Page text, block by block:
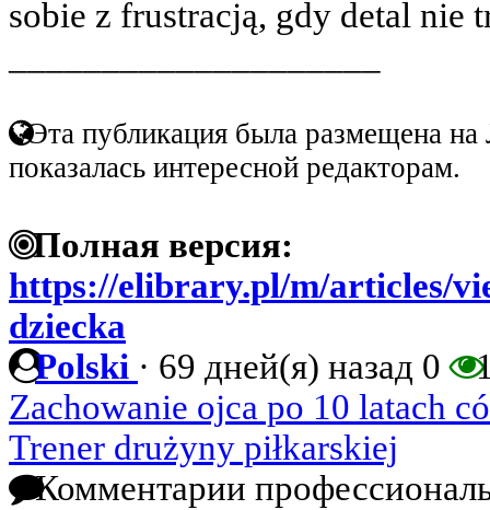
sobie z frustracją, gdy detal nie
Эта публикация была размещена на
показалась интересной редакторам.
Полная версия:
https://elibrary.pl/m/articles/
dziecka
Polski · 69 дней(я) назад 0
Zachowanie ojca po 10 latach
Trener drużyny piłkarskiej
Комментарии